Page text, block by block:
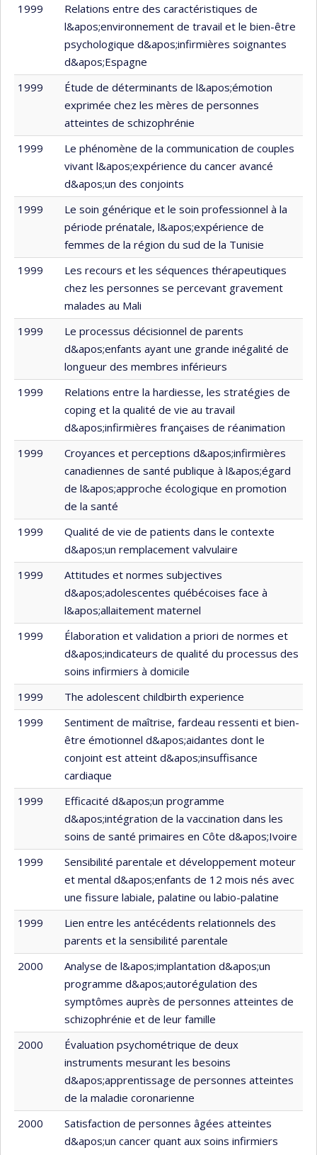
1999
Relations entre des caractéristiques de
l&apos;environnement de travail et le bien-être
psychologique d&apos;infirmières soignantes
d&apos;Espagne
1999
Étude de déterminants de l&apos;émotion
exprimée chez les mères de personnes
atteintes de schizophrénie
1999
Le phénomène de la communication de couples
vivant l&apos;expérience du cancer avancé
d&apos;un des conjoints
1999
Le soin générique et le soin professionnel à la
période prénatale, l&apos;expérience de
femmes de la région du sud de la Tunisie
1999
Les recours et les séquences thérapeutiques
chez les personnes se percevant gravement
malades au Mali
1999
Le processus décisionnel de parents
d&apos;enfants ayant une grande inégalité de
longueur des membres inférieurs
1999
Relations entre la hardiesse, les stratégies de
coping et la qualité de vie au travail
d&apos;infirmières françaises de réanimation
1999
Croyances et perceptions d&apos;infirmières
canadiennes de santé publique à l&apos;égard
de l&apos;approche écologique en promotion
de la santé
1999
Qualité de vie de patients dans le contexte
d&apos;un remplacement valvulaire
1999
Attitudes et normes subjectives
d&apos;adolescentes québécoises face à
l&apos;allaitement maternel
1999
Élaboration et validation a priori de normes et
d&apos;indicateurs de qualité du processus des
soins infirmiers à domicile
1999
The adolescent childbirth experience
1999
Sentiment de maîtrise, fardeau ressenti et bien-
être émotionnel d&apos;aidantes dont le
conjoint est atteint d&apos;insuffisance
cardiaque
1999
Efficacité d&apos;un programme
d&apos;intégration de la vaccination dans les
soins de santé primaires en Côte d&apos;Ivoire
1999
Sensibilité parentale et développement moteur
et mental d&apos;enfants de 12 mois nés avec
une fissure labiale, palatine ou labio-palatine
1999
Lien entre les antécédents relationnels des
parents et la sensibilité parentale
2000
Analyse de l&apos;implantation d&apos;un
programme d&apos;autorégulation des
symptômes auprès de personnes atteintes de
schizophrénie et de leur famille
2000
Évaluation psychométrique de deux
instruments mesurant les besoins
d&apos;apprentissage de personnes atteintes
de la maladie coronarienne
2000
Satisfaction de personnes âgées atteintes
d&apos;un cancer quant aux soins infirmiers